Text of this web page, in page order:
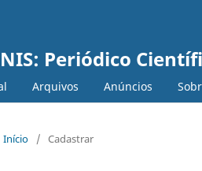
Periódico
Arquivos Anúncios
Início / Cadastrar